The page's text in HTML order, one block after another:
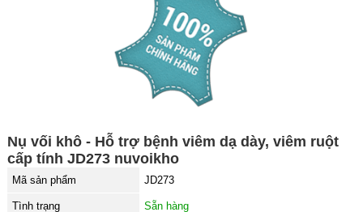
Nụ vối khô - Hỗ trợ bệnh viêm dạ dày, viêm ruột
cấp tính JD273 nuvoikho
Mã sản phẩm JD273
Tình trạng
Sẵn hàng